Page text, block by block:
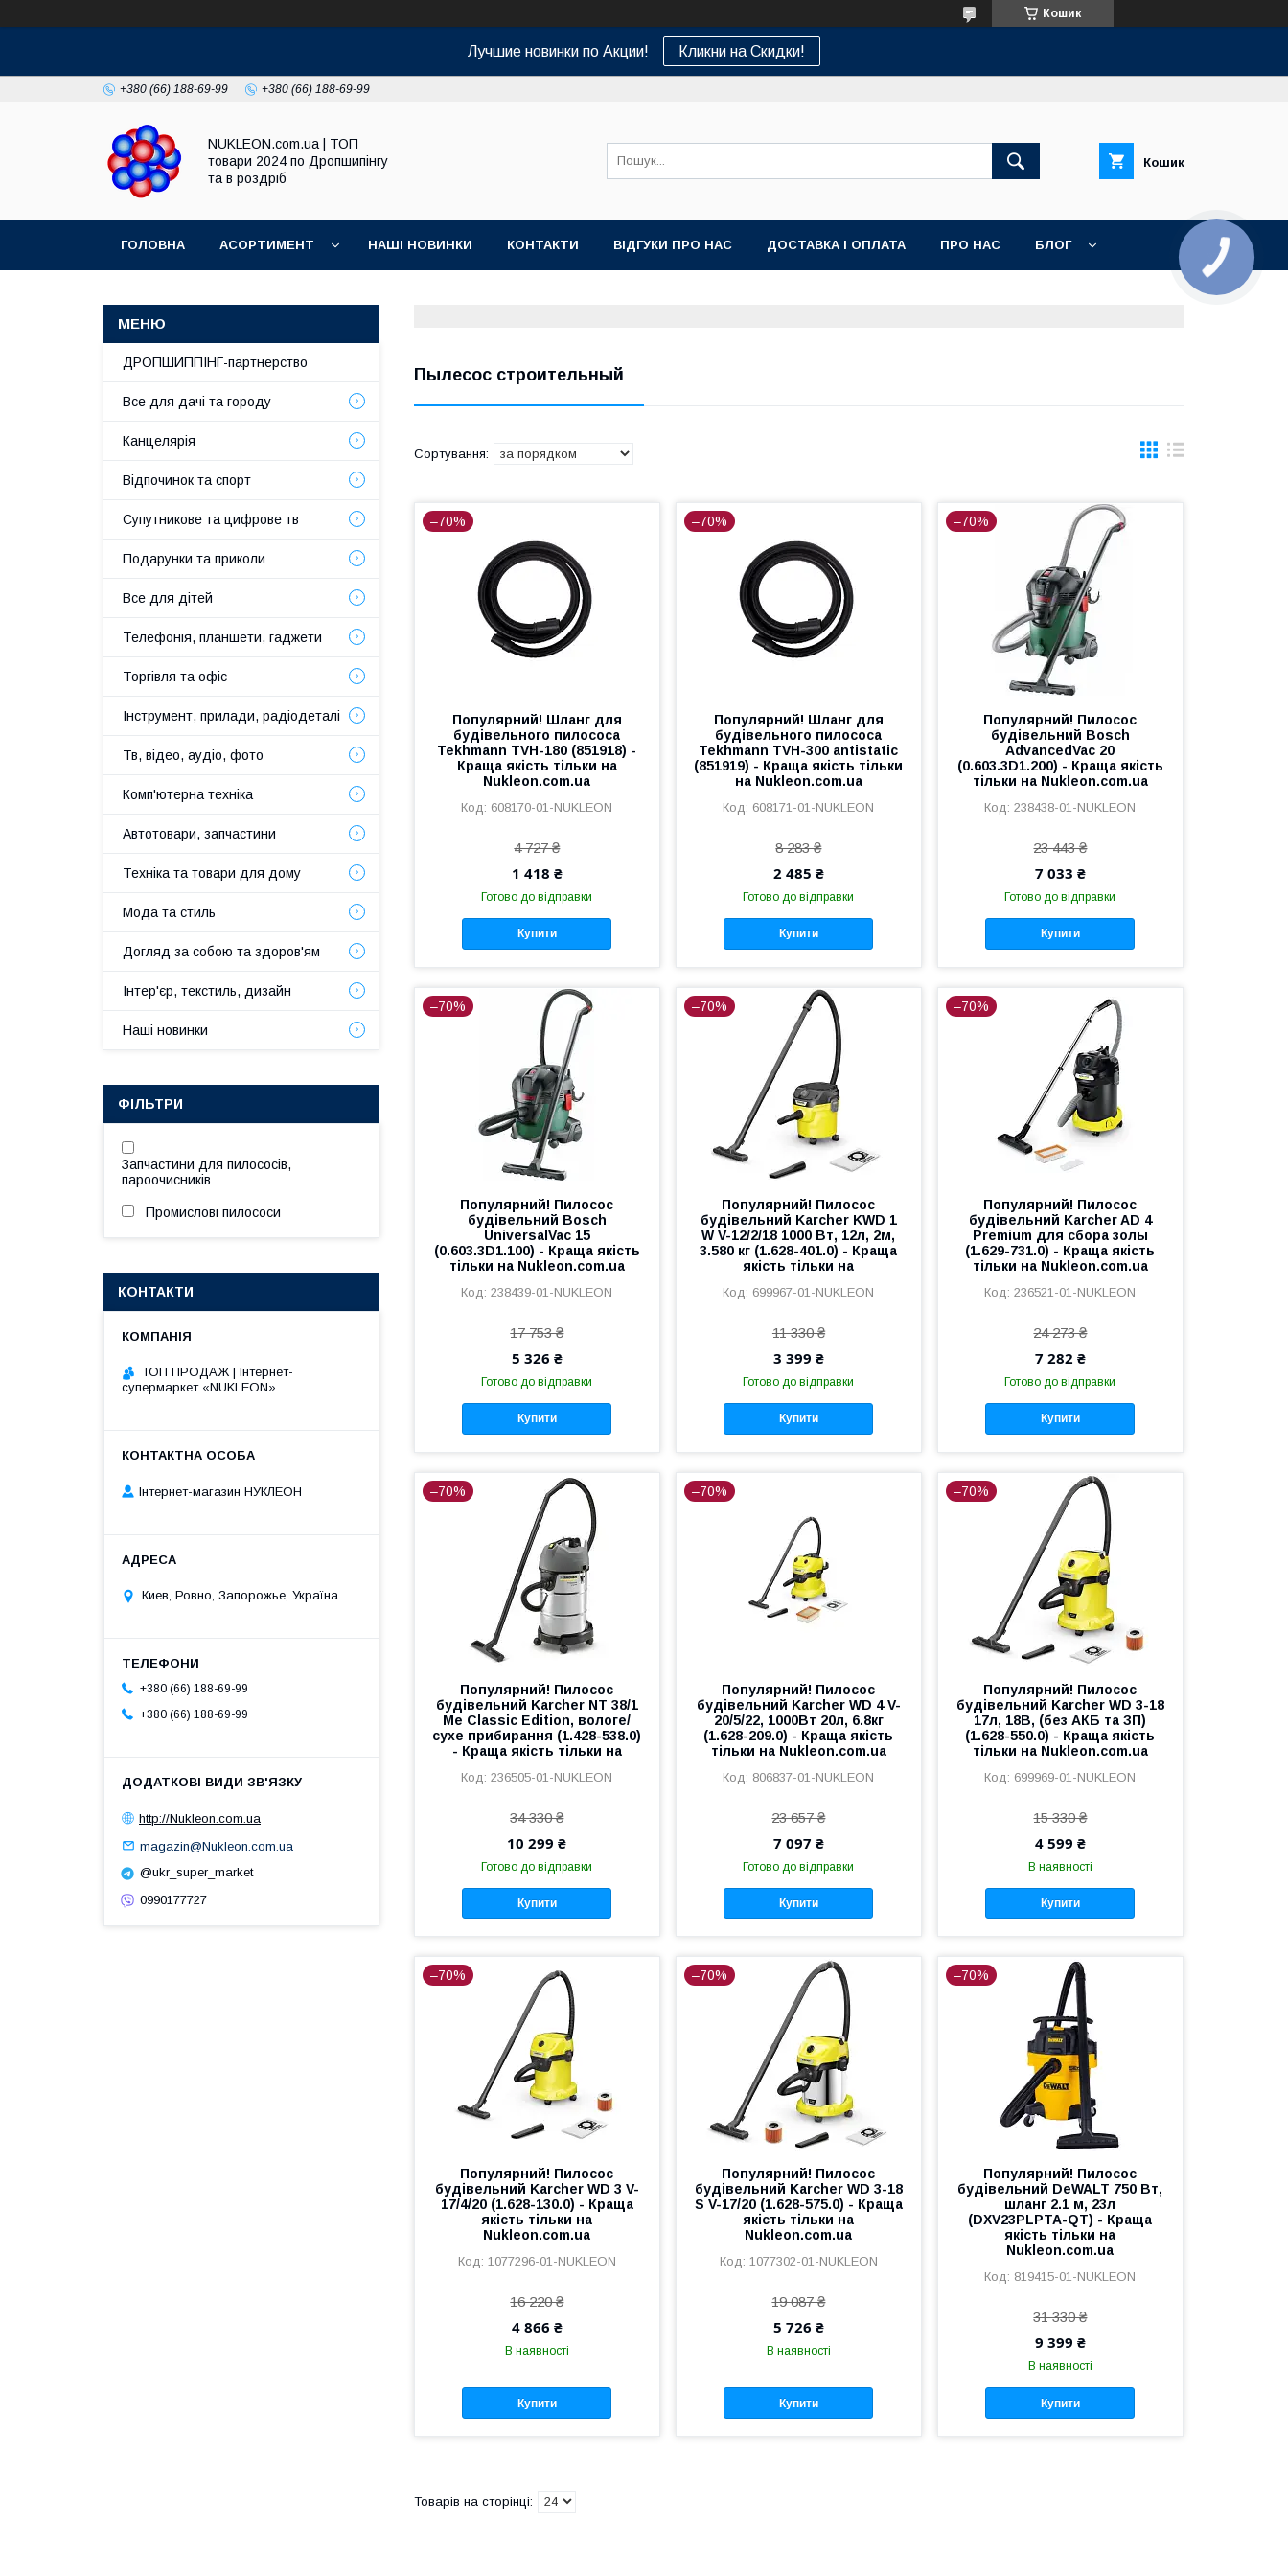
Кошик
Лучшие новинки по Акции! Кликни на Скидки!
+380 (66) 188-69-99 +380 (66) 188-69-99
NUKLEON.com.ua | ТОП
товари 2024 по Дропшипінгу
та в роздріб
Кошик
ГОЛОВНА АСОРТИМЕНТ НАШІ НОВИНКИ КОНТАКТИ ВІДГУКИ ПРО НАС ДОСТАВКА І ОПЛАТА ПРО НАС БЛОГ
Пылесос строительный
–70%
Популярний! Шланг для
будівельного пилососа
Tekhmann TVH-180 (851918) -
Краща якість тільки на
Nukleon.com.ua
608170-01-NUKLEON
4 727 ₴
1 418 ₴
Готово до відправки
Купити
–70%
Популярний! Шланг для
будівельного пилососа
Tekhmann TVH-300 antistatic
(851919) - Краща якість тільки
на Nukleon.com.ua
608171-01-NUKLEON
8 283 ₴
2 485 ₴
Готово до відправки
Купити
–70%
Популярний! Пилосос
будівельний Bosch
AdvancedVac 20
(0.603.3D1.200) - Краща якість
тільки на Nukleon.com.ua
238438-01-NUKLEON
23 443 ₴
7 033 ₴
Готово до відправки
Купити
–70%
Популярний! Пилосос
будівельний Bosch
UniversalVac 15
(0.603.3D1.100) - Краща якість
тільки на Nukleon.com.ua
238439-01-NUKLEON
17 753 ₴
5 326 ₴
Готово до відправки
Купити
–70%
Популярний! Пилосос
будівельний Karcher KWD 1
W V-12/2/18 1000 Вт, 12л, 2м,
3.580 кг (1.628-401.0) - Краща
якість тільки на
699967-01-NUKLEON
11 330 ₴
3 399 ₴
Готово до відправки
Купити
–70%
Популярний! Пилосос
будівельний Karcher AD 4
Premium для сбора золы
(1.629-731.0) - Краща якість
тільки на Nukleon.com.ua
236521-01-NUKLEON
24 273 ₴
7 282 ₴
Готово до відправки
Купити
–70%
Популярний! Пилосос
будівельний Karcher NT 38/1
Me Classic Edition, вологе/
сухе прибирання (1.428-538.0)
- Краща якість тільки на
236505-01-NUKLEON
34 330 ₴
10 299 ₴
Готово до відправки
Купити
–70%
Популярний! Пилосос
будівельний Karcher WD 4 V-
20/5/22, 1000Вт 20л, 6.8кг
(1.628-209.0) - Краща якість
тільки на Nukleon.com.ua
806837-01-NUKLEON
23 657 ₴
7 097 ₴
Готово до відправки
Купити
–70%
Популярний! Пилосос
будівельний Karcher WD 3-18
17л, 18В, (без АКБ та ЗП)
(1.628-550.0) - Краща якість
тільки на Nukleon.com.ua
699969-01-NUKLEON
15 330 ₴
4 599 ₴
В наявності
Купити
–70%
Популярний! Пилосос
будівельний Karcher WD 3 V-
17/4/20 (1.628-130.0) - Краща
якість тільки на
Nukleon.com.ua
1077296-01-NUKLEON
16 220 ₴
4 866 ₴
В наявності
Купити
–70%
Популярний! Пилосос
будівельний Karcher WD 3-18
S V-17/20 (1.628-575.0) - Краща
якість тільки на
Nukleon.com.ua
1077302-01-NUKLEON
19 087 ₴
5 726 ₴
В наявності
Купити
–70%
Популярний! Пилосос
будівельний DeWALT 750 Вт,
шланг 2.1 м, 23л
(DXV23PLPTA-QT) - Краща
якість тільки на
Nukleon.com.ua
819415-01-NUKLEON
31 330 ₴
9 399 ₴
В наявності
Купити
ДРОПШИППІНГ-партнерство
Все для дачі та городу
Канцелярія
Відпочинок та спорт
Супутникове та цифрове тв
Подарунки та приколи
Все для дітей
Телефонія, планшети, гаджети
Торгівля та офіс
Інструмент, прилади, радіодеталі
Тв, відео, аудіо, фото
Комп'ютерна техніка
Автотовари, запчастини
Техніка та товари для дому
Мода та стиль
Догляд за собою та здоров'ям
Інтер'єр, текстиль, дизайн
Наші новинки
ФІЛЬТРИ
Запчастини для пилососів,
пароочисників
Промислові пилососи
КОНТАКТИ
ТОП ПРОДАЖ | Інтернет-
супермаркет «NUKLEON»
Інтернет-магазин НУКЛЕОН
Киев, Ровно, Запорожье, Україна
+380 (66) 188-69-99
+380 (66) 188-69-99
http://Nukleon.com.ua
magazin@Nukleon.com.ua
@ukr_super_market
0990177727